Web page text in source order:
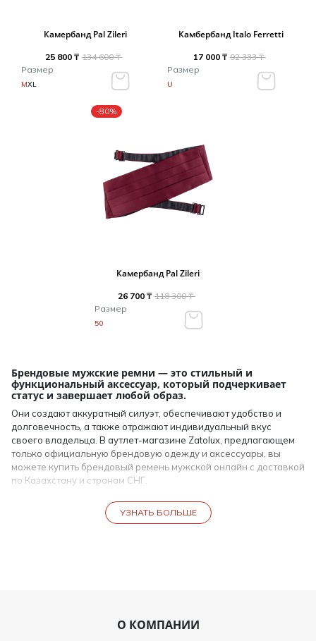
Камербанд Pal Zileri
25 800 ₸ 134 600 ₸
Размер
MXL
Камбербанд Italo Ferretti
17 000 ₸ 92 333 ₸
Размер
U
-80%
Камербанд Pal Zileri
26 700 ₸ 118 300 ₸
Размер
50
Брендовые мужские ремни — это стильный и
функциональный аксессуар, который подчеркивает
статус и завершает любой образ.
Они создают аккуратный силуэт, обеспечивают удобство и
долговечность, а также отражают индивидуальный вкус
своего владельца. В аутлет-магазине Zatolux, предлагающем
только официальную брендовую одежду и аксессуары, вы
можете купить брендовый ремень мужской онлайн с доставкой
по Казахстану и странам СНГ.
Все мужские ремни в каталоге Zatolux изготовлены из
высококачественной кожи, текстиля и современных
УЗНАТЬ БОЛЬШЕ
О КОМПАНИИ